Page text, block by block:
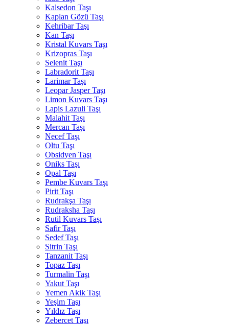
Kalsedon Taşı
Kaplan Gözü Taşı
Kehribar Taşı
Kan Taşı
Kristal Kuvars Taşı
Krizopras Taşı
Selenit Taşı
Labradorit Taşı
Larimar Taşı
Leopar Jasper Taşı
Limon Kuvars Taşı
Lapis Lazuli Taşı
Malahit Taşı
Mercan Taşı
Necef Taşı
Oltu Taşı
Obsidyen Taşı
Oniks Taşı
Opal Taşı
Pembe Kuvars Taşı
Pirit Taşı
Rudrakşa Taşı
Rudraksha Taşı
Rutil Kuvars Taşı
Safir Taşı
Sedef Taşı
Sitrin Taşı
Tanzanit Taşı
Topaz Taşı
Turmalin Taşı
Yakut Taşı
Yemen Akik Taşı
Yeşim Taşı
Yıldız Taşı
Zebercet Taşı